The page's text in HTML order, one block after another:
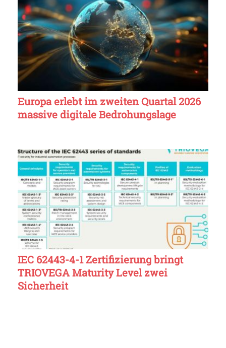
Europa erlebt im zweiten Quartal 2026
massive digitale Bedrohungslage
IEC 62443-4-1 Zertifizierung bringt
TRIOVEGA Maturity Level zwei
Sicherheit